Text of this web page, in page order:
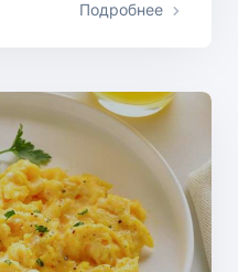
Подробнее